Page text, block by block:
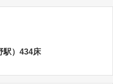
駅）434床